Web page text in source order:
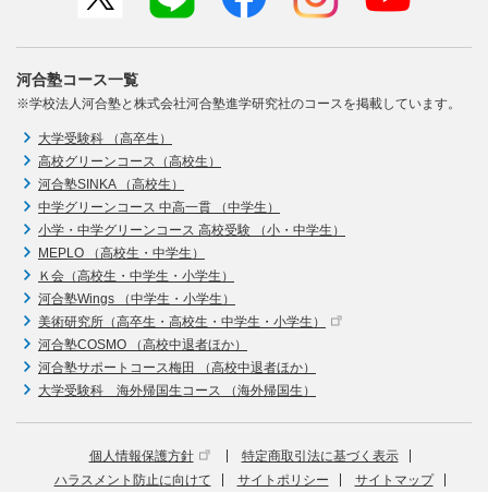
河合塾コース一覧
※学校法人河合塾と株式会社河合塾進学研究社のコースを掲載しています。
大学受験科 （高卒生）
高校グリーンコース（高校生）
河合塾SINKA （高校生）
中学グリーンコース 中高一貫 （中学生）
小学・中学グリーンコース 高校受験 （小・中学生）
MEPLO （高校生・中学生）
Ｋ会（高校生・中学生・小学生）
河合塾Wings （中学生・小学生）
美術研究所（高卒生・高校生・中学生・小学生）
河合塾COSMO （高校中退者ほか）
河合塾サポートコース梅田 （高校中退者ほか）
大学受験科 海外帰国生コース （海外帰国生）
個人情報保護方針
特定商取引法に基づく表示
ハラスメント防止に向けて
サイトポリシー サイトマップ